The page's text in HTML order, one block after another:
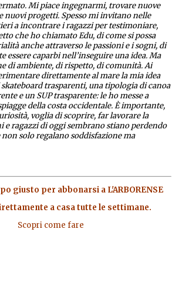
Mi piace ingegnarmi, trovare nuove
nuovi progetti. Spesso mi invitano nelle
a incontrare i ragazzi per testimoniare,
che ho chiamato Edu, di come si possa
anche attraverso le passioni e i sogni, di
essere caparbi nell’inseguire una idea. Ma
di ambiente, di rispetto, di comunità. Ai
direttamente al mare la mia idea
trasparenti, una tipologia di canoa
e un SUP trasparente: le ho messe a
della costa occidentale. È importante,
voglia di scoprire, far lavorare la
e ragazzi di oggi sembrano stiano perdendo
non solo regalano soddisfazione ma
giusto per abbonarsi a L'ARBORENSE
a casa tutte le settimane.
Scopri come fare